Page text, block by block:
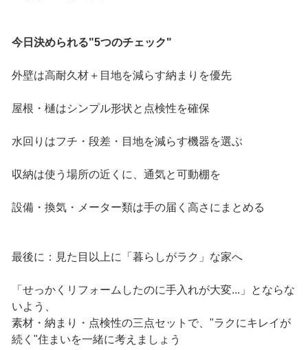
今日決められる"5つのチェック"
外壁は高耐久材＋目地を減らす納まりを優先
屋根・樋はシンプル形状と点検性を確保
水回りはフチ・段差・目地を減らす機器を選ぶ
収納は使う場所の近くに、通気と可動棚を
設備・換気・メーター類は手の届く高さにまとめる
最後に：見た目以上に「暮らしがラク」な家へ
「せっかくリフォームしたのに手入れが大変...」とならな
いよう、
素材・納まり・点検性の三点セットで、"ラクにキレイが
続く"住まいを一緒に考えましょう